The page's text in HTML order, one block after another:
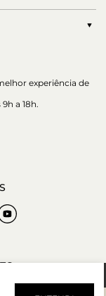
experiência de
a 18h.